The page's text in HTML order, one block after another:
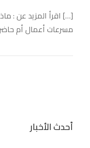
[…] اقرأ المزيد عن :
مسرعات أعمال أم
أحدث الأخبار